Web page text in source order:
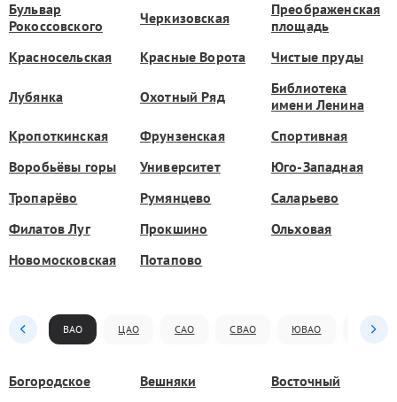
Бульвар
Рокоссовского
Черкизовская
Преображенская
площадь
Красносельская
Красные Ворота Чистые пруды
Лубянка Охотный Ряд
Библиотека
имени Ленина
Кропоткинская
Фрунзенская
Спортивная
Воробьёвы горы
Университет
Юго-Западная
Тропарёво
Румянцево
Саларьево
Филатов Луг
Прокшино
Ольховая
Новомосковская
Потапово
ВАО ЦАО САО СВАО ЮВАО ЮАО
Богородское Вешняки
Восточный